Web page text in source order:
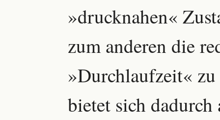
»drucknahen«
zum anderen die
»Durchlaufzeit«
bietet sich